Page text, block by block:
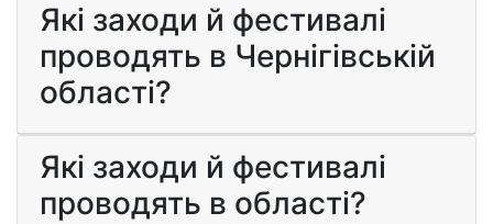
Які заходи й фестивалі
проводять в Чернігівській
області?
Які заходи й фестивалі
проводять в області?